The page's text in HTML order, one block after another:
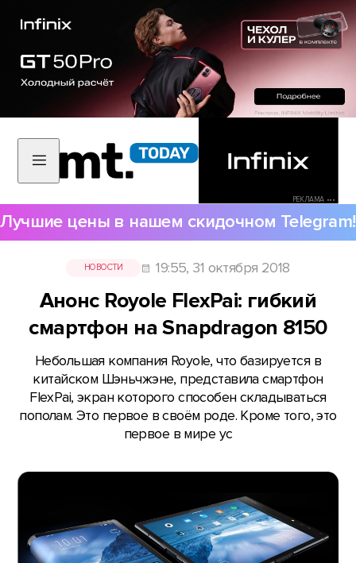
РЕКЛАМА •••
Лучшие цены в нашем скидочном Telegram!
НОВОСТИ 19:55, 31 октября 2018
Анонс Royole FlexPai: гибкий
смартфон на Snapdragon 8150
Небольшая компания Royole, что базируется в
китайском Шэньчжэне, представила смартфон
FlexPai, экран которого способен складываться
пополам. Это первое в своём роде. Кроме того, это
первое в мире ус